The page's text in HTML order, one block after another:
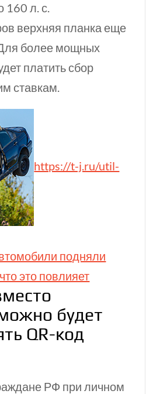
160 л. с.
верхняя планка еще
более мощных
платить сбор
ставкам.
https://t-j.ru/util-
подняли
это повлияет
будет
QR-код
РФ при личном